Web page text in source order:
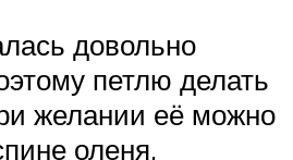
довольно
петлю делать
желании её можно
оленя.